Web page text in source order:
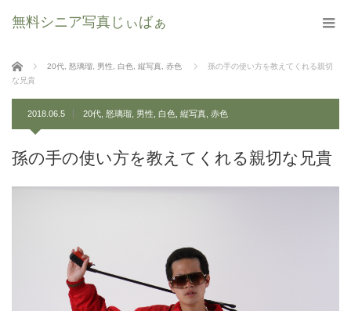
無料シニア写真じぃばぁ
ホーム 20代 怒璃瑠 男性 白色 縦写真 赤色
孫の手の使い方を教えてくれる親切
な兄貴
2018.06.5 20代 怒璃瑠 男性 白色 縦写真 赤色
孫の手の使い方を教えてくれる親切な兄貴